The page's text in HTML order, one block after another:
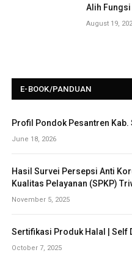
Alih
August 19,
E-BOOK/PANDUAN
Profil Pondok Pesantren Kab.
June 18, 2026
Hasil Survei Persepsi Anti
Kualitas Pelayanan (SPKP)
November 5, 2025
Sertifikasi Produk Halal | Self
October 7, 2025